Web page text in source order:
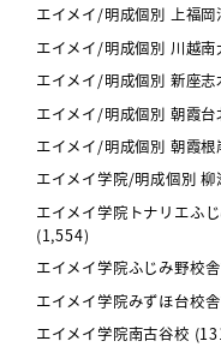
エイメイ/明成個別 上福
エイメイ/明成個別 川越
エイメイ/明成個別 新座志
エイメイ/明成個別 朝霞
エイメイ/明成個別 朝霞根
エイメイ学院/明成個別 柳
エイメイ学院トナリエふ
(1,554)
エイメイ学院ふじみ野校
エイメイ学院みずほ台校
エイメイ学院南古谷校